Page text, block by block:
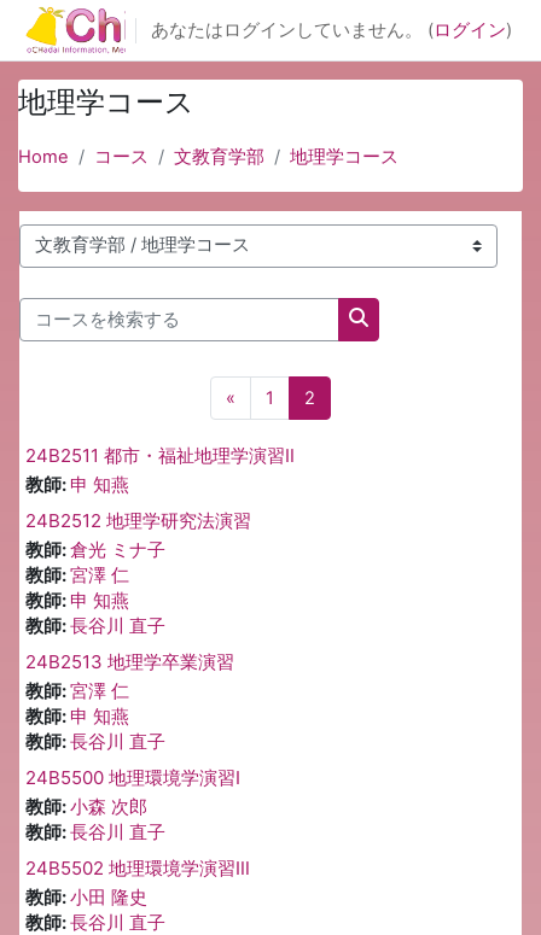
メインコンテンツへスキップする
あなたはログインしていません。 (ログイン)
地理学コース
Home コース 文教育学部 地理学コース
コースカテゴリ
コースを検索する
コースを検索する
« 前のページ
1 ページ 1
2
24B2511 都市・福祉地理学演習Ⅱ
教師: 申 知燕
24B2512 地理学研究法演習
教師:倉光 ミナ子
教師:宮澤 仁
教師: 申 知燕
教師:長谷川 直子
24B2513 地理学卒業演習
教師:宮澤 仁
教師: 申 知燕
教師:長谷川 直子
24B5500 地理環境学演習Ⅰ
教師:小森 次郎
教師:長谷川 直子
24B5502 地理環境学演習Ⅲ
教師:小田 隆史
教師:長谷川 直子